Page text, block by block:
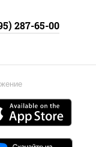
287-65-00